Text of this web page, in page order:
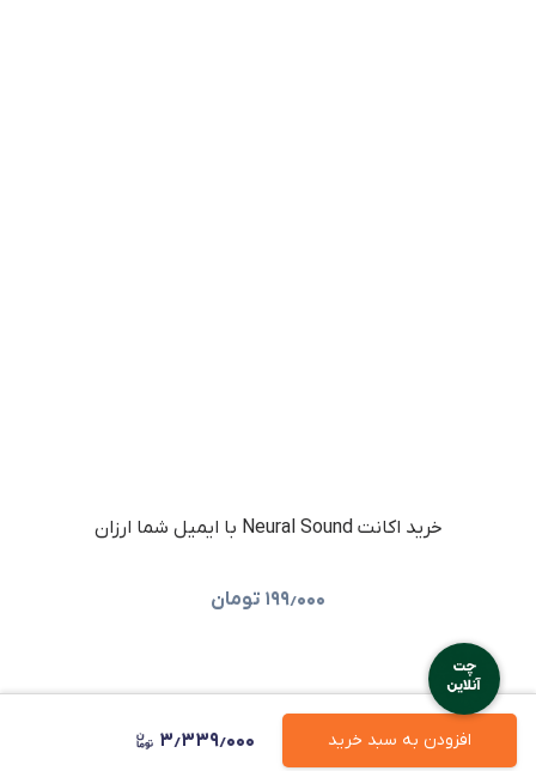
افزودن به سبد خرید ۳٫۳۳۹٫۰۰۰
خرید اکانت Neural Sound با ایمیل شما ارزان
۱۹۹٫۰۰۰ تومان